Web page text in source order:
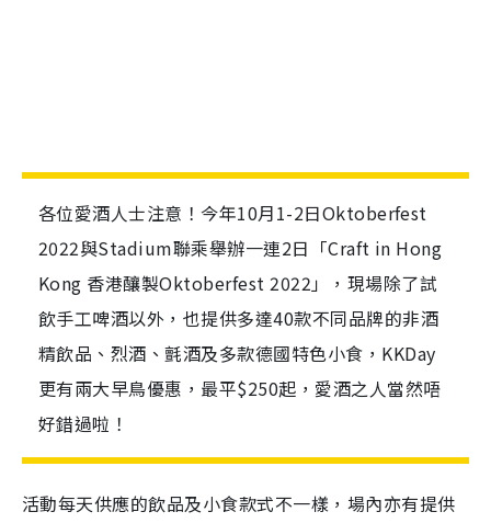
各位愛酒人士注意！今年10月1-2日Oktoberfest
2022與Stadium聯乘舉辦一連2日「Craft in Hong
Kong 香港釀製Oktoberfest 2022」，現場除了試
飲手工啤酒以外，也提供多達40款不同品牌的非酒
精飲品、烈酒、氈酒及多款德國特色小食，KKDay
更有兩大早鳥優惠，最平$250起，愛酒之人當然唔
好錯過啦！
活動每天供應的飲品及小食款式不一樣，場內亦有提供